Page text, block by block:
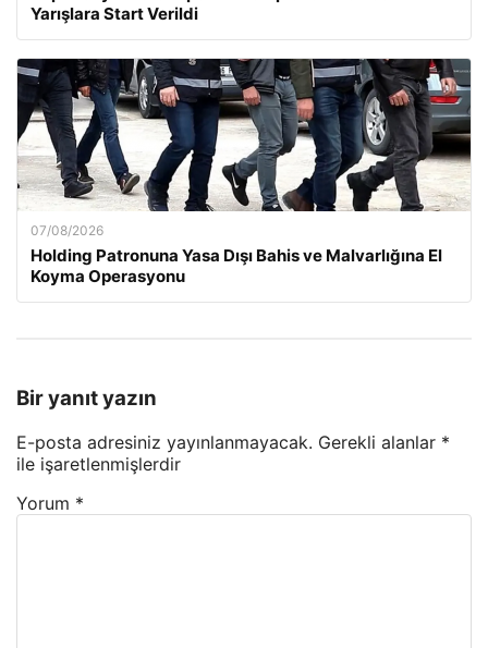
Yarışlara Start Verildi
07/08/2026
Holding Patronuna Yasa Dışı Bahis ve Malvarlığına El
Koyma Operasyonu
Bir yanıt yazın
E-posta adresiniz yayınlanmayacak. Gerekli alanlar *
ile işaretlenmişlerdir
Yorum *